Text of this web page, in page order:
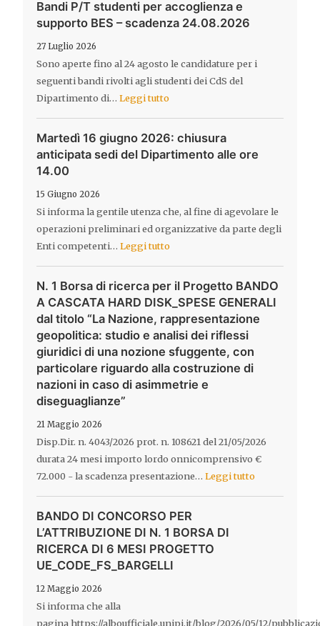
Bandi P/T studenti per accoglienza e
supporto BES – scadenza 24.08.2026
27 Luglio 2026
Sono aperte fino al 24 agosto le candidature per i
seguenti bandi rivolti agli studenti dei CdS del
Dipartimento di…Leggi tutto
Martedì 16 giugno 2026: chiusura
anticipata sedi del Dipartimento alle ore
14.00
15 Giugno 2026
Si informa la gentile utenza che, al fine di agevolare le
operazioni preliminari ed organizzative da parte degli
Enti competenti…Leggi tutto
N. 1 Borsa di ricerca per il Progetto BANDO
A CASCATA HARD DISK_SPESE GENERALI
dal titolo “La Nazione, rappresentazione
geopolitica: studio e analisi dei riflessi
giuridici di una nozione sfuggente, con
particolare riguardo alla costruzione di
nazioni in caso di asimmetrie e
diseguaglianze”
21 Maggio 2026
Disp.Dir. n. 4043/2026 prot. n. 108621 del 21/05/2026
durata 24 mesi importo lordo onnicomprensivo €
72.000 - la scadenza presentazione…Leggi tutto
BANDO DI CONCORSO PER
L’ATTRIBUZIONE DI N. 1 BORSA DI
RICERCA DI 6 MESI PROGETTO
UE_CODE_FS_BARGELLI
12 Maggio 2026
Si informa che alla
pagina https://alboufficiale.unipi.it/blog/2026/05/12/